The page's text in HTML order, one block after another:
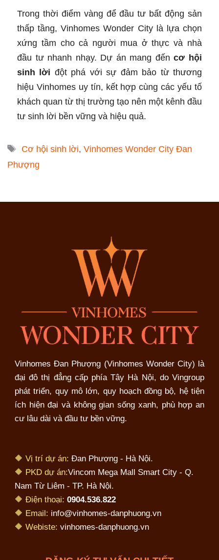
Trong thời điểm vàng để đầu tư bất động sản
thấp tầng, Vinhomes Wonder City là lựa chọn
xứng tầm cho cả người mua ở thực và nhà
đầu tư nhanh nhạy. Dự án mang đếncơ hội
sinh lời đột phá với sự đảm bảo từ thương
hiệu Vinhomes uy tín, kết hợp cùng các yếu tố
khách quan từ thị trường tạo nên một kênh đầu
tư sinh lời bền vững và hiệu quả.
Tags
Cơ hội sinh lời, Vinhomes Wonder City Đan
Phượng
Vinhomes Đan Phượng (Vinhomes Wonder City) là
đại đô thị đẳng cấp phía Tây Hà Nội, do Vingroup
phát triển, quy mô lớn, quy hoạch đồng bộ, hệ tiện
ích hiện đại và không gian sống xanh, phù hợp an
cư lâu dài và đầu tư bền vững.
🔶 Vị trí dự án: Đan Phượng - Hà Nội.
🔶 PKD dự án:Vincom Mega Mall Smart City - Q.
Nam Từ Liêm - TP. Hà Nội.
🔶 Điện thoại: 0904.536.822
🔶 Email: info@vinhomes-danphuong.vn
🔶 Webiste: vinhomes-danphuong.vn